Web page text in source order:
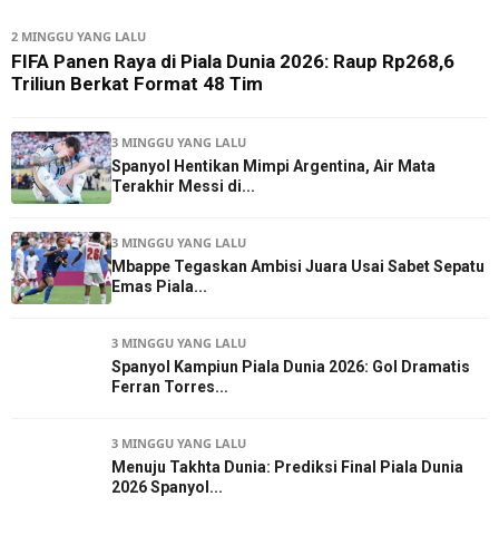
2 MINGGU YANG LALU
FIFA Panen Raya di Piala Dunia 2026: Raup Rp268,6
Triliun Berkat Format 48 Tim
3 MINGGU YANG LALU
Spanyol Hentikan Mimpi Argentina, Air Mata
Terakhir Messi di...
3 MINGGU YANG LALU
Mbappe Tegaskan Ambisi Juara Usai Sabet Sepatu
Emas Piala...
3 MINGGU YANG LALU
Spanyol Kampiun Piala Dunia 2026: Gol Dramatis
Ferran Torres...
3 MINGGU YANG LALU
Menuju Takhta Dunia: Prediksi Final Piala Dunia
2026 Spanyol...